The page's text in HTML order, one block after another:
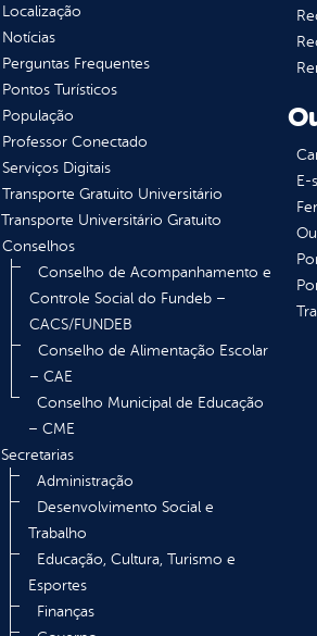
Localização
Notícias
Perguntas Frequentes
Pontos Turísticos
População
Professor Conectado
Serviços Digitais
Transporte Gratuito Universitário
Transporte Universitário Gratuito
Conselhos
Conselho de Acompanhamento e
Controle Social do Fundeb –
CACS/FUNDEB
Conselho de Alimentação Escolar
– CAE
Conselho Municipal de Educação
– CME
Secretarias
Administração
Desenvolvimento Social e
Trabalho
Educação, Cultura, Turismo e
Esportes
Finanças
E-